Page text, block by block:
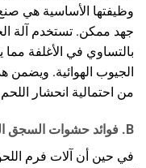
وظيفتها الأساسية هي
جهد ممكن. تستخدم آلة
بالتساوي في الأغلفة
الجيوب الهوائية. ويضمن
من احتمالية انحشار
B. فوائد حشوات السجق المتخصصة
في حين أن آلات فرم